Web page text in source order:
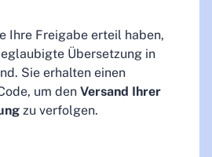
Ihre Freigabe erteil haben,
Übersetzung in
Sie erhalten einen
um den Versand Ihrer
zu verfolgen.